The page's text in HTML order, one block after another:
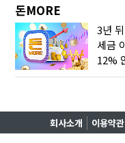
돈MORE
회사소개 이용약관